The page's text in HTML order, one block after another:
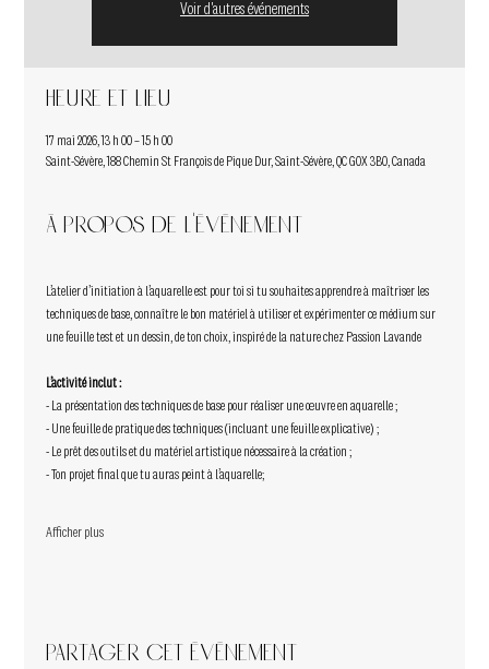
Voir d'autres événements
Heure et lieu
17 mai 2026, 13 h 00 – 15 h 00
Saint-Sévère, 188 Chemin St François de Pique Dur, Saint-Sévère, QC G0X 3B0, Canada
À propos de l'événement
L’atelier d’initiation à l’aquarelle est pour toi si tu souhaites apprendre à maîtriser les
techniques de base, connaître le bon matériel à utiliser et expérimenter ce médium sur
une feuille test et un dessin, de ton choix, inspiré de la nature chez Passion Lavande
L’activité inclut :
- La présentation des techniques de base pour réaliser une œuvre en aquarelle ;
- Une feuille de pratique des techniques (incluant une feuille explicative) ;
- Le prêt des outils et du matériel artistique nécessaire à la création ;
- Ton projet final que tu auras peint à l’aquarelle;
Afficher plus
Partager cet événement